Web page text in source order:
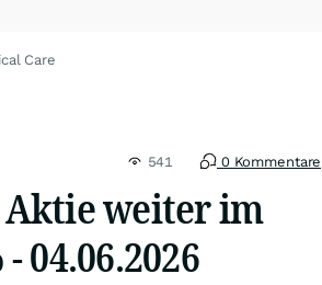
Care
541 0 Kommentare
Aktie weiter im
04.06.2026